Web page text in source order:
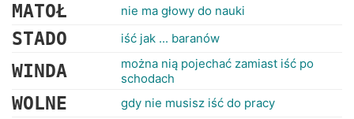
MATOŁ nie ma głowy do nauki
STADO iść jak ... baranów
WINDA
można nią pojechać zamiast iść po
schodach
WOLNE gdy nie musisz iść do pracy